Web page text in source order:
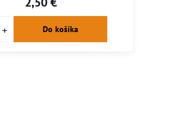
Do košíka